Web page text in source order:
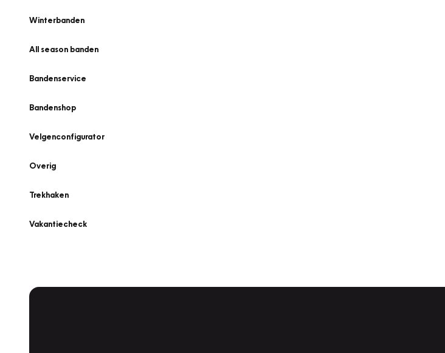
Winterbanden
All season banden
Bandenservice
Bandenshop
Velgenconfigurator
Overig
Trekhaken
Vakantiecheck